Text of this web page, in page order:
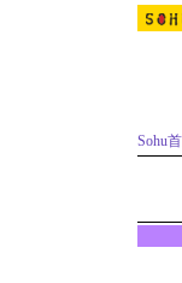
Sohu